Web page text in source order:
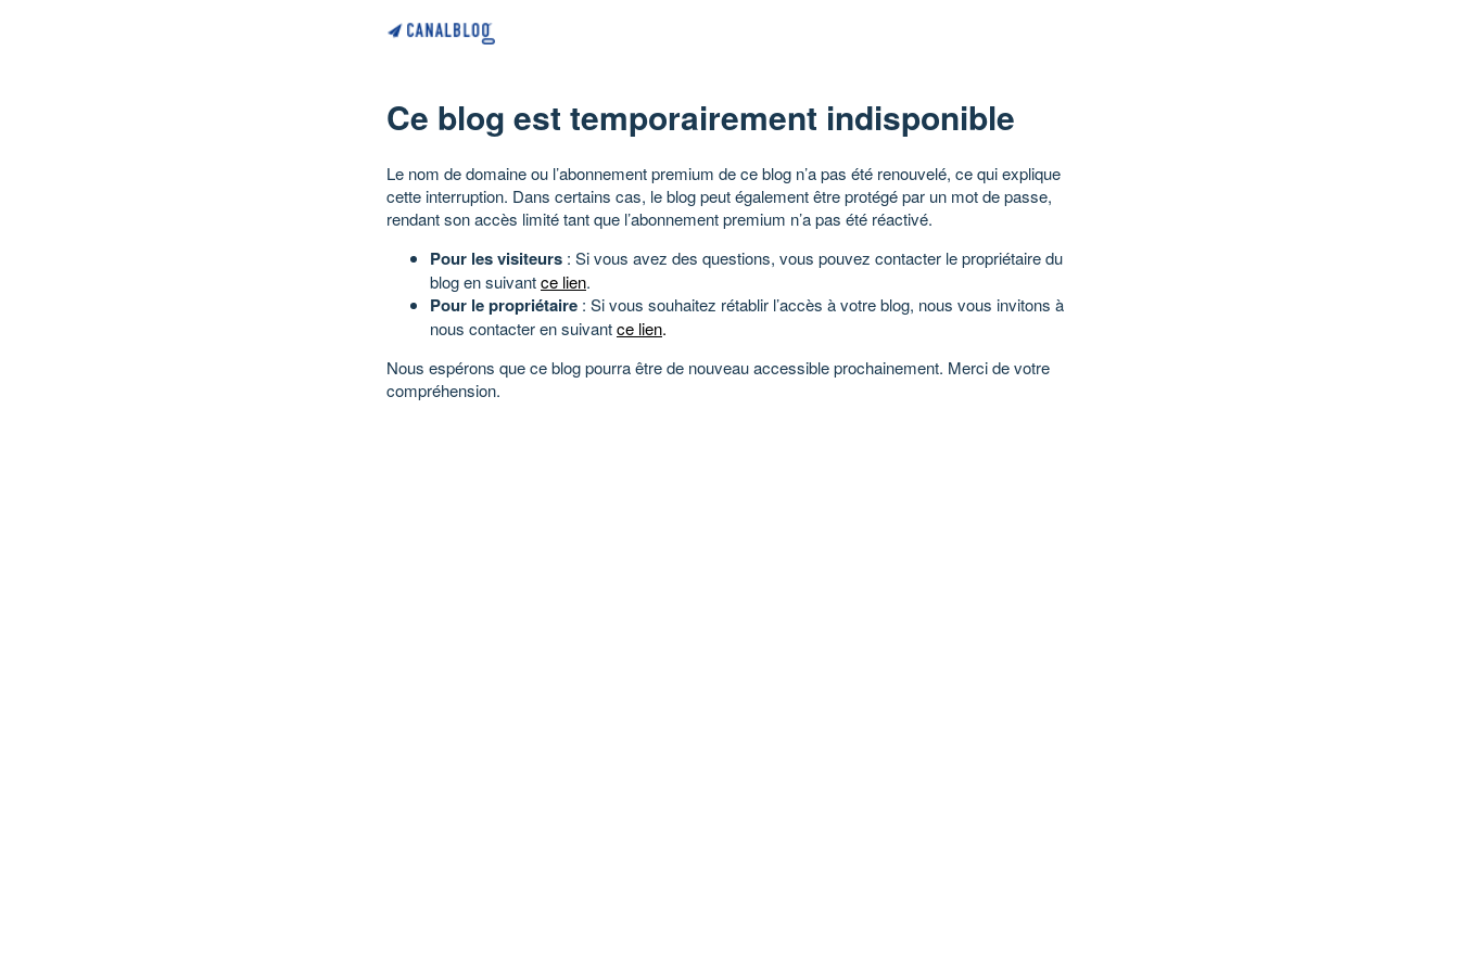
Ce blog est temporairement indisponible
Le nom de domaine ou l’abonnement premium de ce blog n’a pas été renouvelé, ce qui explique
cette interruption. Dans certains cas, le blog peut également être protégé par un mot de passe,
rendant son accès limité tant que l’abonnement premium n’a pas été réactivé.
Pour les visiteurs : Si vous avez des questions, vous pouvez contacter le propriétaire du
blog en suivantce lien.
Pour le propriétaire : Si vous souhaitez rétablir l’accès à votre blog, nous vous invitons à
nous contacter en suivantce lien.
Nous espérons que ce blog pourra être de nouveau accessible prochainement. Merci de votre
compréhension.